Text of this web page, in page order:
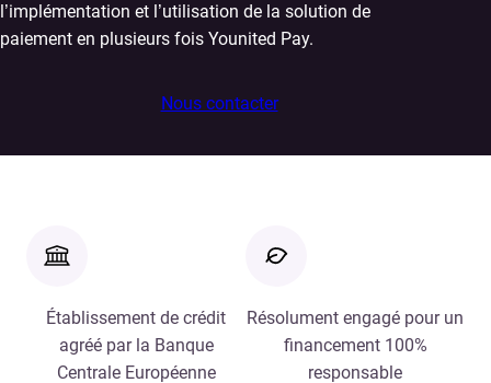
l’implémentation et l’utilisation de la solution de
paiement en plusieurs fois Younited Pay.
Nous contacter
Établissement de crédit
agréé par la Banque
Centrale Européenne
Résolument engagé pour un
financement 100%
responsable